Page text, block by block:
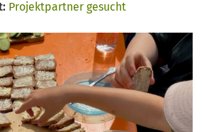
Projektpartner gesucht